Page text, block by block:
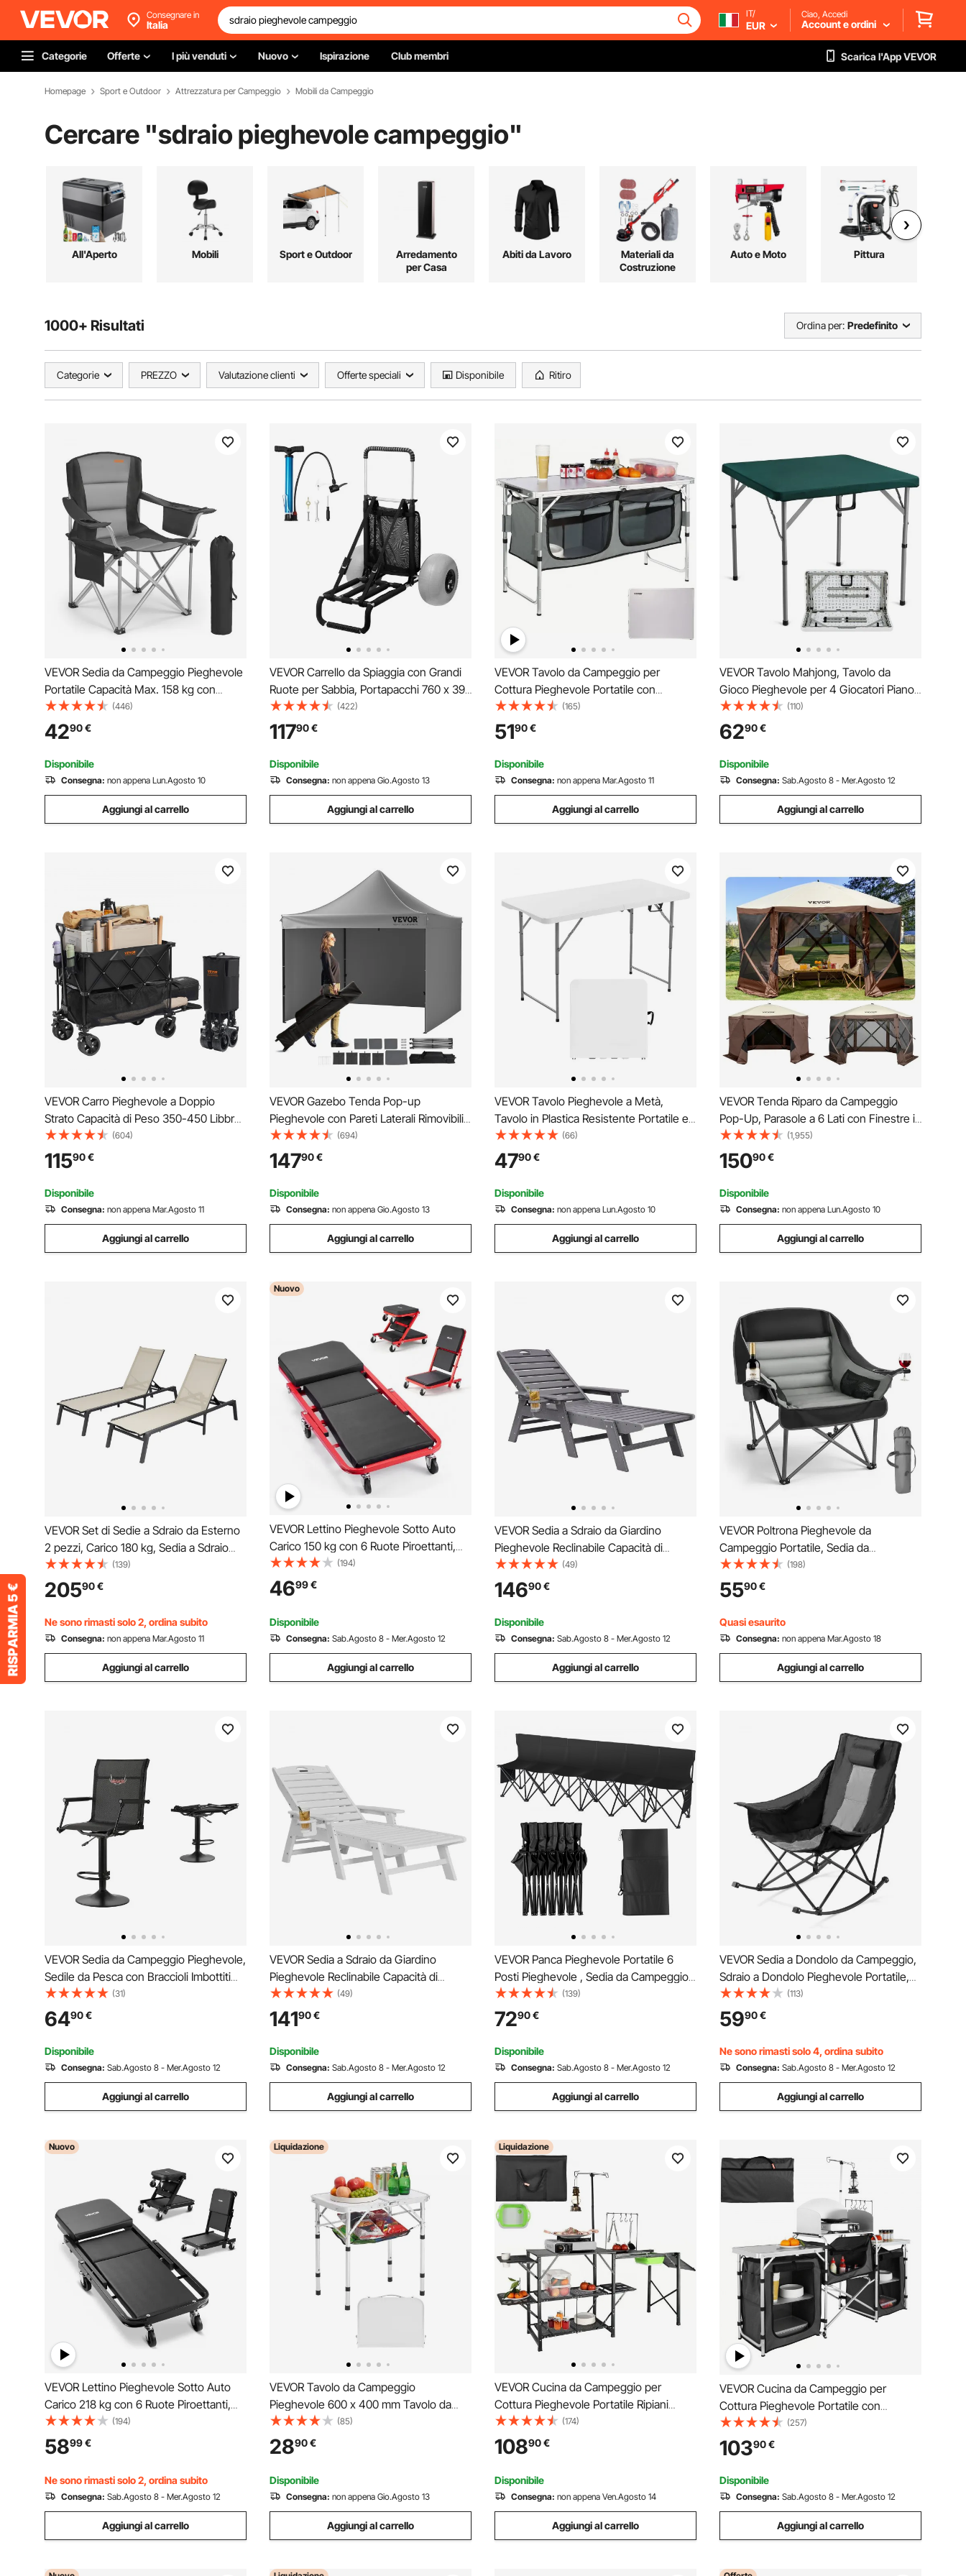
Consegnare in
Italia
IT/
EUR
Ciao, Accedi
Account e ordini
Categorie Offerte I più venduti Nuovo Ispirazione Club membri Scarica l'App VEVOR
Homepage Sport e Outdoor Attrezzatura per Campeggio Mobili da Campeggio
Cercare "sdraio pieghevole campeggio"
All'Aperto Mobili Sport e Outdoor
Arredamento
per Casa
Abiti da Lavoro
Materiali da
Costruzione
Auto e Moto Pittura
1000+ Risultati Ordina per: Predefinito
Categorie PREZZO Valutazione clienti Offerte speciali Disponibile Ritiro
VEVOR Sedia da Campeggio Pieghevole
Portatile Capacità Max. 158 kg con
Supporto Portabottiglia in Tessuto
Oxford, Sedia da Campeggio Esterno
980 x 630 x 990 mm per Campeggio
Picnic Portatile 5,7 kg
(446)
4290€
Disponibile
Consegna: non appena Lun.Agosto 10
Aggiungi al carrello
VEVOR Carrello da Spiaggia con Grandi
Ruote per Sabbia, Portapacchi 760 x 390
mm, Carrello Trasporto Pieghevole
Ruote per Palloncini da 304,8 mm,
74,8kg, Altezza 690-1140mm, per
Spiaggia, Campeggio
(422)
11790€
Disponibile
Consegna: non appena Gio.Agosto 13
Aggiungi al carrello
VEVOR Tavolo da Campeggio per
Cottura Pieghevole Portatile con
Valigetta in Alluminio MDF Dimensioni
Estese 120x47x70 cm, Tavolo
Pieghevole da Campeggio Altezza
Regolabile 54,5 / 62 / 70 cm per BBQ
(165)
5190€
Disponibile
Consegna: non appena Mar.Agosto 11
Aggiungi al carrello
VEVOR Tavolo Mahjong, Tavolo da
Gioco Pieghevole per 4 Giocatori Piano
Verde, Tavolo da Domino Quadrato
Pieghevole Portatile con Maniglia per
Trasporto per Feste da Picnic
Campeggio, 34 x 34 Pollici
(110)
6290€
Disponibile
Consegna: Sab.Agosto 8 - Mer.Agosto 12
Aggiungi al carrello
VEVOR Carro Pieghevole a Doppio
Strato Capacità di Peso 350-450 Libbre,
Carrello Portaoggetti in Tessuto
Leggero Pieghevole con Rotelle,
Trasportabile per Pesca Campeggio
Shopping Giardino Picnic
(604)
11590€
Disponibile
Consegna: non appena Mar.Agosto 11
Aggiungi al carrello
VEVOR Gazebo Tenda Pop-up
Pieghevole con Pareti Laterali Rimovibili
Gazebo 304,8 x 304,8 cm Portatile con
Borsa a Rotelle, Tendalino Impermeabile
per Eventi Feste Campeggio all'Aperto
Giardino Cortile
(694)
14790€
Disponibile
Consegna: non appena Gio.Agosto 13
Aggiungi al carrello
VEVOR Tavolo Pieghevole a Metà,
Tavolo in Plastica Resistente Portatile e
Rettangolare da 1220x600 mm, con
Altezza Regolabile e Maniglia Integrata,
per Feste, Cene, Picnic, Campeggio,
Bianco
(66)
4790€
Disponibile
Consegna: non appena Lun.Agosto 10
Aggiungi al carrello
VEVOR Tenda Riparo da Campeggio
Pop-Up, Parasole a 6 Lati con Finestre in
Rete, Borsa da Trasporto Portatile,
Picchetti da Terra, Tende di Grandi
Dimensioni per Campeggio all'Aperto,
Prato e Giardino
(1,955)
15090€
Disponibile
Consegna: non appena Lun.Agosto 10
Aggiungi al carrello
VEVOR Set di Sedie a Sdraio da Esterno
2 pezzi, Carico 180 kg, Sedia a Sdraio
Pieghevole, Posizioni Regolabili, Facile
da Montare, Sdraio Reclinabili in
Alluminio per Piscina, Spiaggia, Giardino
(139)
20590€
Ne sono rimasti solo 2, ordina subito
Consegna: non appena Mar.Agosto 11
Aggiungi al carrello
Nuovo
VEVOR Lettino Pieghevole Sotto Auto
Carico 150 kg con 6 Ruote Piroettanti,
Sdraio da Meccanico Pieghevole 920
mm Poggiatesta Sotto Veicoli Riparazioni
Auto da Officina Garage, Acciaio al
Carbonio
(194)
4699€
Disponibile
Consegna: Sab.Agosto 8 - Mer.Agosto 12
Aggiungi al carrello
VEVOR Sedia a Sdraio da Giardino
Pieghevole Reclinabile Capacità di
Carico max. 181 kg, Poltrona a Sdraio da
Piscina da Esterno in HDPE con
Schienale Portabicchieri Seggiola da
Spiaggia, Grigio
(49)
14690€
Disponibile
Consegna: Sab.Agosto 8 - Mer.Agosto 12
Aggiungi al carrello
VEVOR Poltrona Pieghevole da
Campeggio Portatile, Sedia da
Campeggio Viaggio Pesca Picnic
Pieghevole Carico max. 204 kg,
Portabicchieri, Escursionismo Attività
all'Aperto, Borsa Trasporto
(198)
5590€
Quasi esaurito
Consegna: non appena Mar.Agosto 18
Aggiungi al carrello
VEVOR Sedia da Campeggio Pieghevole,
Sedile da Pesca con Braccioli Imbottiti
Altezza Regolabile, Sedia da Giardino
Capacità di Carico 136 kg, Rotazione
360°, Sgabello per Picnic, Pesca
all'Aperto
(31)
6490€
Disponibile
Consegna: Sab.Agosto 8 - Mer.Agosto 12
Aggiungi al carrello
VEVOR Sedia a Sdraio da Giardino
Pieghevole Reclinabile Capacità di
Carico max. 181 kg, Poltrona a Sdraio da
Piscina da Esterno in HDPE con
Schienale Portabicchieri Seggiola da
Spiaggia, Bianco
(49)
14190€
Disponibile
Consegna: Sab.Agosto 8 - Mer.Agosto 12
Aggiungi al carrello
VEVOR Panca Pieghevole Portatile 6
Posti Pieghevole , Sedia da Campeggio
per Esterni con Borsa per Trasporto e
Schienale, Panca da Campo Sport Calcio
Pesca, Seduta Istantanea Senza
Montaggio, Nero
(139)
7290€
Disponibile
Consegna: Sab.Agosto 8 - Mer.Agosto 12
Aggiungi al carrello
VEVOR Sedia a Dondolo da Campeggio,
Sdraio a Dondolo Pieghevole Portatile,
Sedia Reclinabile da Giardino, Carico
max. 100kg, Sdraio da Campeggio
Balcone, Giardino
(113)
5990€
Ne sono rimasti solo 4, ordina subito
Consegna: Sab.Agosto 8 - Mer.Agosto 12
Aggiungi al carrello
Nuovo
VEVOR Lettino Pieghevole Sotto Auto
Carico 218 kg con 6 Ruote Piroettanti,
Sdraio da Meccanico Pieghevole 1015
mm Sotto Veicoli Riparazioni Auto da
Officina Garage, Acciaio al Carbonio,
Colore Nero
(194)
5899€
Ne sono rimasti solo 2, ordina subito
Consegna: Sab.Agosto 8 - Mer.Agosto 12
Aggiungi al carrello
Liquidazione
VEVOR Tavolo da Campeggio
Pieghevole 600 x 400 mm Tavolo da
Spiaggia in Alluminio MDF con Strato in
Rete, Maniglia per Trasporto, Leggero e
Compatto per Picnic all'Aperto,
Barbecue, Argento
(85)
2890€
Disponibile
Consegna: non appena Gio.Agosto 13
Aggiungi al carrello
Liquidazione
VEVOR Cucina da Campeggio per
Cottura Pieghevole Portatile Ripiani
Portautensili Materiale in Alluminio Ferro
Dimensioni Estese 174 x 50 x 160 cm,
Tavolo Pieghevole Portaoggetti da
Campeggio per BBQ
(174)
10890€
Disponibile
Consegna: non appena Ven.Agosto 14
Aggiungi al carrello
VEVOR Cucina da Campeggio per
Cottura Pieghevole Portatile con
Parabrezza a 3 Lati Materiale in Alluminio
Ferro MDF Dimensioni Estese
174x176x46 cm, Tavolo Pieghevole
Portaoggetti da Campeggio per BBQ
(257)
10390€
Disponibile
Consegna: Sab.Agosto 8 - Mer.Agosto 12
Aggiungi al carrello